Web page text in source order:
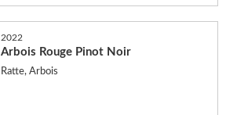
2022
Arbois Rouge Pinot Noir
Ratte, Arbois